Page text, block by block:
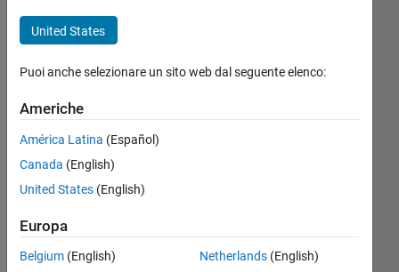
window that
use the "mpm
install"
command to
install the
offline
zongjie
United States
Puoi anche selezionare un sito web dal seguente elenco:
Americhe
América Latina (Español)
Canada (English)
United States (English)
Europa
Belgium (English)
Netherlands(English)